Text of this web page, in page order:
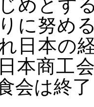
めとす
に努め
日本の
本商工
会は終了